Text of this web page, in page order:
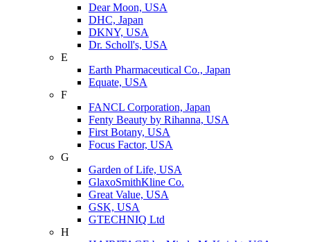
Dear Moon, USA
DHC, Japan
DKNY, USA
Dr. Scholl's, USA
E
Earth Pharmaceutical Co., Japan
Equate, USA
F
FANCL Corporation, Japan
Fenty Beauty by Rihanna, USA
First Botany, USA
Focus Factor, USA
G
Garden of Life, USA
GlaxoSmithKline Co.
Great Value, USA
GSK, USA
GTECHNIQ Ltd
H